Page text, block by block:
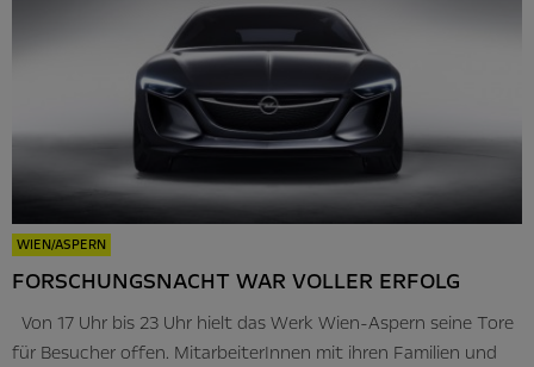
WIEN/ASPERN
FORSCHUNGSNACHT WAR VOLLER ERFOLG
Von 17 Uhr bis 23 Uhr hielt das Werk Wien-Aspern seine Tore
für Besucher offen. MitarbeiterInnen mit ihren Familien und